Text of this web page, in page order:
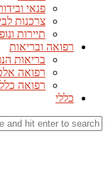
פנאי
צרכנות
תיירות
רפואה ובריאות
בריאות
רפואה
רפואה
כללי